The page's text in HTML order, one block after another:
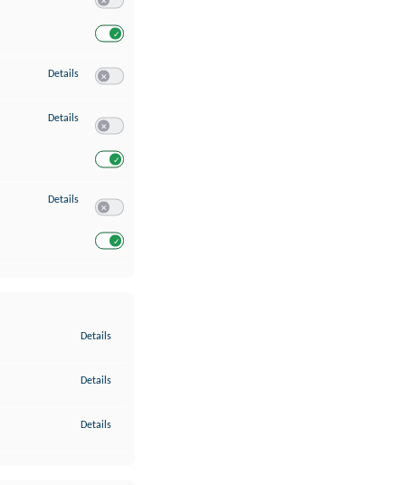
Details zu Messung der Performance von Inhalten
Details zu Analyse von Zielgruppen durch Statistiken oder Kombinationen von
Details zu Entwicklung und Verbesserung der Angebote
Details
Details
Details